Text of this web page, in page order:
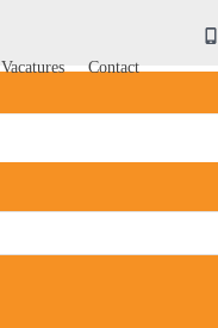
Vacatures Contact